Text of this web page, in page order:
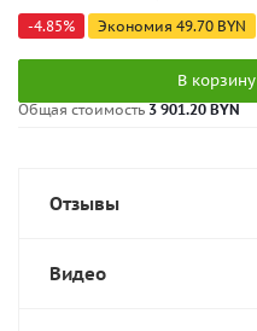
-4.85% Экономия 49.70 BYN
В корзину
Общая стоимость3 901.20 BYN
Отзывы
Видео